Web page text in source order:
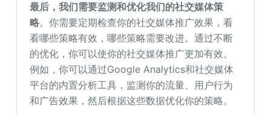
最后，我们需要监测和优化我们的社交媒体策
略。你需要定期检查你的社交媒体推广效果，看
看哪些策略有效，哪些策略需要改进。通过不断
的优化，你可以使你的社交媒体推广更加有效。
例如，你可以通过Google Analytics和社交媒体
平台的内置分析工具，监测你的流量、用户行为
和广告效果，然后根据这些数据优化你的策略。